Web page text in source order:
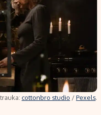
cottonbro studio /Pexels.